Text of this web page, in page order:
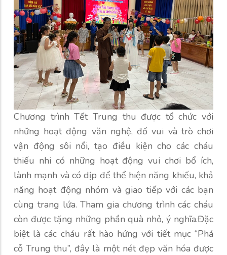
Chương trình Tết Trung thu được tổ chức với
những hoạt động văn nghệ, đố vui và trò chơi
vận động sôi nổi, tạo điều kiện cho các cháu
thiếu nhi có những hoạt động vui chơi bổ ích,
lành mạnh và có dịp để thể hiện năng khiếu, khả
năng hoạt động nhóm và giao tiếp với các bạn
cùng trang lứa. Tham gia chương trình các cháu
còn được tặng những phần quà nhỏ, ý nghĩa.Đặc
biệt là các cháu rất hào hứng với tiết mục “Phá
cỗ Trung thu”, đây là một nét đẹp văn hóa được